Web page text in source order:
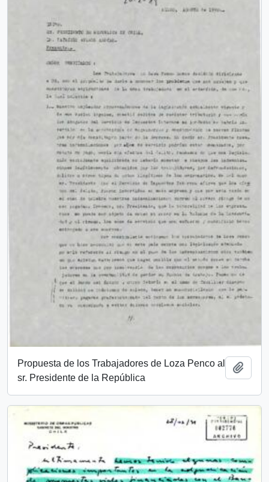
Propuesta de los Trabajadores de Loza Penco al
sr. Presidente de la República